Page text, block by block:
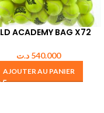
ACADEMY BAG X72
540.000 د.ت
AJOUTER AU PANIER